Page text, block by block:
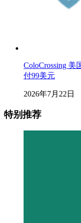
ColoCrossing
付99美元
2026年7月22日
特别推荐